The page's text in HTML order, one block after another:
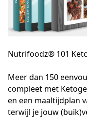
Nutrifoodz® 101
Meer dan 150
compleet met
en een maaltijdplan
terwijl je jouw